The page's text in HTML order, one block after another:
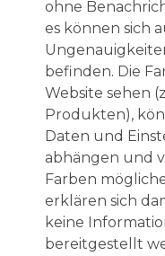
ohne
es können sich
befinden. Die
Website sehen
Produkten),
Daten und
abhängen und
Farben
erklären sich
keine
bereitgestellt